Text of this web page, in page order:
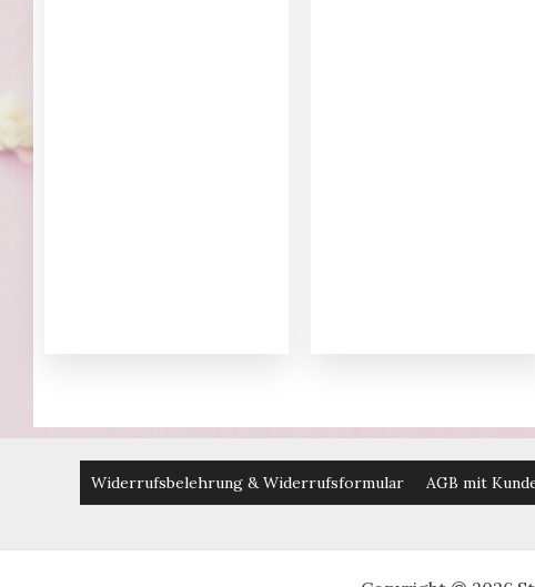
Widerrufsbelehrung & Widerrufsformular AGB mit